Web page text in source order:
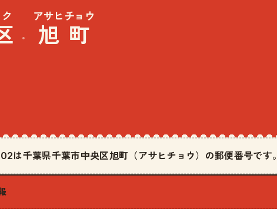
· 旭町
アサヒチョウ
は千葉県千葉市中央区旭町（アサヒチョウ）の郵便番号です。